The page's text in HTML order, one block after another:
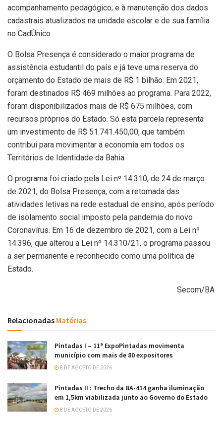
acompanhamento pedagógico; e à manutenção dos dados
cadastrais atualizados na unidade escolar e de sua família
no CadÚnico.
O Bolsa Presença é considerado o maior programa de
assistência estudantil do país e já teve uma reserva do
orçamento do Estado de mais de R$ 1 bilhão. Em 2021,
foram destinados R$ 469 milhões ao programa. Para 2022,
foram disponibilizados mais de R$ 675 milhões, com
recursos próprios do Estado. Só esta parcela representa
um investimento de R$ 51.741.450,00, que também
contribui para movimentar a economia em todos os
Territórios de Identidade da Bahia.
O programa foi criado pela Lei nº 14.310, de 24 de março
de 2021, do Bolsa Presença, com a retomada das
atividades letivas na rede estadual de ensino, após período
de isolamento social imposto pela pandemia do novo
Coronavírus. Em 16 de dezembro de 2021, com a Lei nº
14.396, que alterou a Lei nº 14.310/21, o programa passou
a ser permanente e reconhecido como uma política de
Estado.
Secom/BA
Relacionadas Matérias
Pintadas I – 11ª ExpoPintadas movimenta
município com mais de 80 expositores
8 DE AGOSTO DE 2026
Pintadas II : Trecho da BA-414 ganha iluminação
em 1,5km viabilizada junto ao Governo do Estado
8 DE AGOSTO DE 2026